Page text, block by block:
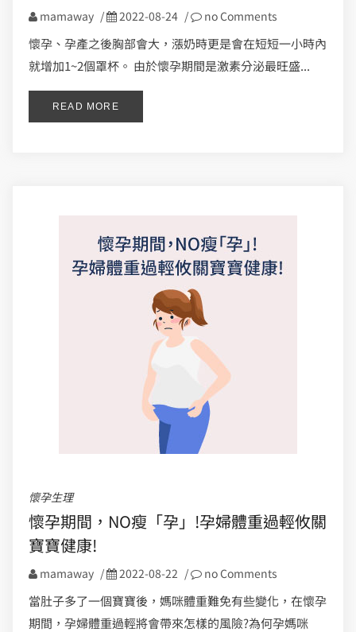
mamaway / 2022-08-24 / no Comments
懷孕、孕產之後胸部會大，漲奶時更是會在短短一小時內
就增加1~2個罩杯。 由於懷孕期間是激素分泌最旺盛...
READ MORE
懷孕生理
懷孕期間，NO瘦「孕」!孕婦體重過輕攸關
寶寶健康!
mamaway / 2022-08-22 / no Comments
當肚子多了一個寶寶後，媽咪體重難免有些變化，在懷孕
期間，孕婦體重過輕將會帶來怎樣的風險?為何孕媽咪